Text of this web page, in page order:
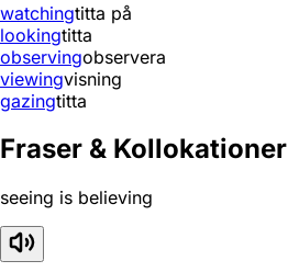
watchingtitta på
lookingtitta
observingobservera
viewingvisning
gazingtitta
Fraser & Kollokationer
seeing is believing